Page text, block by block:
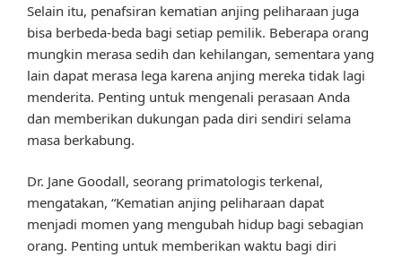
Selain itu, penafsiran kematian anjing peliharaan juga
bisa berbeda-beda bagi setiap pemilik. Beberapa orang
mungkin merasa sedih dan kehilangan, sementara yang
lain dapat merasa lega karena anjing mereka tidak lagi
menderita. Penting untuk mengenali perasaan Anda
dan memberikan dukungan pada diri sendiri selama
masa berkabung.
Dr. Jane Goodall, seorang primatologis terkenal,
mengatakan, “Kematian anjing peliharaan dapat
menjadi momen yang mengubah hidup bagi sebagian
orang. Penting untuk memberikan waktu bagi diri